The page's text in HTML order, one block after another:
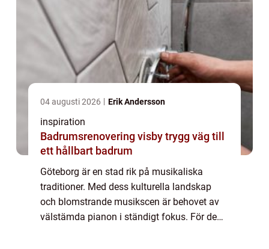
04 augusti 2026 Erik Andersson
inspiration
Badrumsrenovering visby trygg väg till
ett hållbart badrum
Göteborg är en stad rik på musikaliska
traditioner. Med dess kulturella landskap
och blomstrande musikscen är behovet av
välstämda pianon i ständigt fokus. För de